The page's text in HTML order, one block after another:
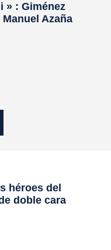
» : Giménez
Azaña
héroes del
doble cara